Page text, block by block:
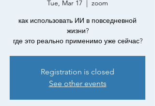
Tue, Mar 17
  |
zoom
как использовать ИИ в повседневной
жизни?
где это реально применимо уже сейчас?
Registration is closed
See other events